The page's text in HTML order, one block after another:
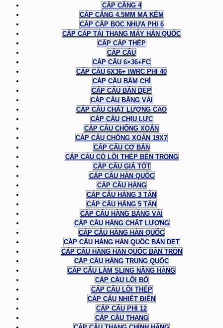
CÁP CĂNG 4
CÁP CĂNG 4.5MM MẠ KẼM
CÁP CÁP BỌC NHỰA PHI 6
CẤP CÁP TẢI THANG MÁY HÀN QUỐC
CẤP CÁP THÉP
CÁP CẨU
CÁP CẨU 6×36+FC
CÁP CẨU 6X36+ IWRC PHI 40
CÁP CẨU BẤM CHÌ
CÁP CẨU BẢN DẸP
CÁP CẨU BẰNG VẢI
CÁP CẨU CHẤT LƯỢNG CAO
CÁP CẨU CHỊU LỰC
CÁP CẨU CHỐNG XOẮN
CÁP CẨU CHỐNG XOẮN 19X7
CÁP CẨU CƠ BẢN
CÁP CẨU CÓ LÕI THÉP BÊN TRONG
CÁP CẨU GIÁ TỐT
CÁP CẨU HÀN QUỐC
CÁP CẨU HÀNG
CÁP CẨU HÀNG 3 TẤN
CÁP CẨU HÀNG 5 TẤN
CÁP CẨU HÀNG BẰNG VẢI
CÁP CẨU HÀNG CHẤT LƯỢNG
CÁP CẨU HÀNG HÀN QUỐC
CÁP CẨU HÀNG HÀN QUỐC BẢN DẸT
CÁP CẨU HÀNG HÀN QUỐC BẢN TRÒN
CÁP CẨU HÀNG TRUNG QUỐC
CÁP CẨU LÀM SLING NÂNG HÀNG
CÁP CẨU LÕI BỐ
CÁP CẨU LÕI THÉP
CÁP CẨU NHIỆT ĐIỆN
CÁP CẨU PHI 12
CÁP CẦU THANG